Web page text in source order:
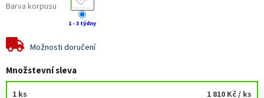
Barva korpusu
1 - 3 týdny
Možnosti doručení
Množstevní sleva
1 ks 1 810 Kč/ ks